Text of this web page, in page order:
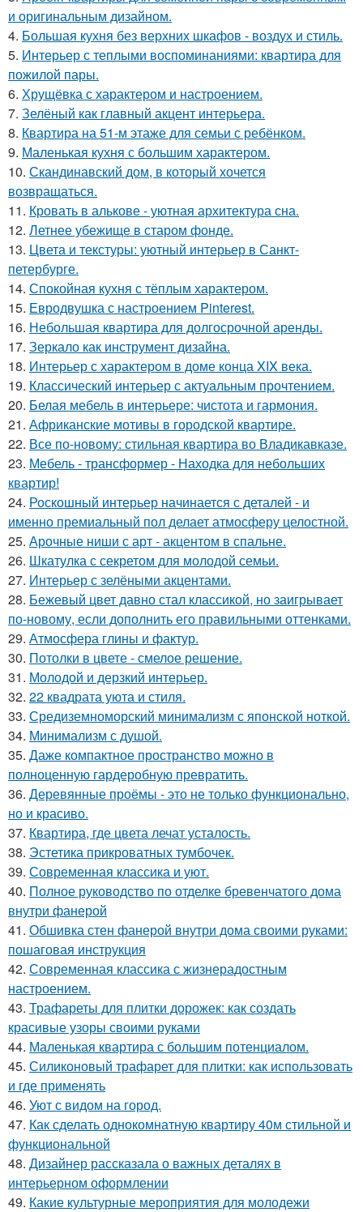
и оригинальным дизайном.
4. Большая кухня без верхних шкафов - воздух и стиль.
5. Интерьер с теплыми воспоминаниями: квартира для
пожилой пары.
6. Хрущёвка с характером и настроением.
7. Зелёный как главный акцент интерьера.
8. Квартира на 51-м этаже для семьи с ребёнком.
9. Маленькая кухня с большим характером.
10. Скандинавский дом, в который хочется
возвращаться.
11. Кровать в алькове - уютная архитектура сна.
12. Летнее убежище в старом фонде.
13. Цвета и текстуры: уютный интерьер в Санкт-
петербурге.
14. Спокойная кухня с тёплым характером.
15. Евродвушка с настроением Pinterest.
16. Небольшая квартира для долгосрочной аренды.
17. Зеркало как инструмент дизайна.
18. Интерьер с характером в доме конца XIX века.
19. Классический интерьер с актуальным прочтением.
20. Белая мебель в интерьере: чистота и гармония.
21. Африканские мотивы в городской квартире.
22. Все по-новому: стильная квартира во Владикавказе.
23. Мебель - трансформер - Находка для небольших
квартир!
24. Роскошный интерьер начинается с деталей - и
именно премиальный пол делает атмосферу целостной.
25. Арочные ниши с арт - акцентом в спальне.
26. Шкатулка с секретом для молодой семьи.
27. Интерьер с зелёными акцентами.
28. Бежевый цвет давно стал классикой, но заигрывает
по-новому, если дополнить его правильными оттенками.
29. Атмосфера глины и фактур.
30. Потолки в цвете - смелое решение.
31. Молодой и дерзкий интерьер.
32. 22 квадрата уюта и стиля.
33. Средиземноморский минимализм с японской ноткой.
34. Минимализм с душой.
35. Даже компактное пространство можно в
полноценную гардеробную превратить.
36. Деревянные проёмы - это не только функционально,
но и красиво.
37. Квартира, где цвета лечат усталость.
38. Эстетика прикроватных тумбочек.
39. Современная классика и уют.
40. Полное руководство по отделке бревенчатого дома
внутри фанерой
41. Обшивка стен фанерой внутри дома своими руками:
пошаговая инструкция
42. Современная классика с жизнерадостным
настроением.
43. Трафареты для плитки дорожек: как создать
красивые узоры своими руками
44. Маленькая квартира с большим потенциалом.
45. Силиконовый трафарет для плитки: как использовать
и где применять
46. Уют с видом на город.
47. Как сделать однокомнатную квартиру 40м стильной и
функциональной
48. Дизайнер рассказала о важных деталях в
интерьерном оформлении
49. Какие культурные мероприятия для молодежи